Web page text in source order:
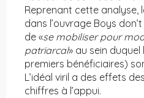
Reprenant cette analyse,
dans l’ouvrage Boys
de «se mobiliser pour
patriarcal» au sein
premiers bénéficiaires)
L’idéal viril a des effets
chiffres à l’appui.